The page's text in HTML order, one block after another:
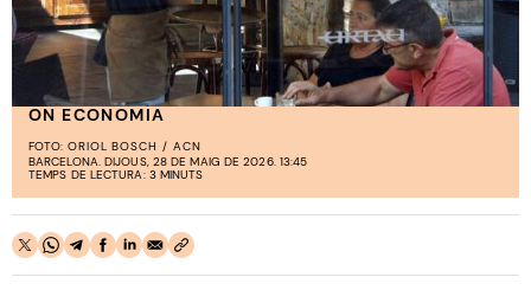
ON ECONOMIA
FOTO: ORIOL BOSCH / ACN
BARCELONA. DIJOUS, 28 DE MAIG DE 2026. 13:45
TEMPS DE LECTURA: 3 MINUTS